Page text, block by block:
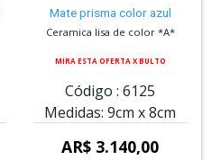
Mate prisma color azul
Ceramica lisa de color *A*
MIRA ESTA OFERTA X BULTO
Código : 6125
Medidas: 9cm x8cm
AR$ 3.140,00